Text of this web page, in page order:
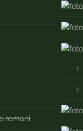
romani
♀
♀